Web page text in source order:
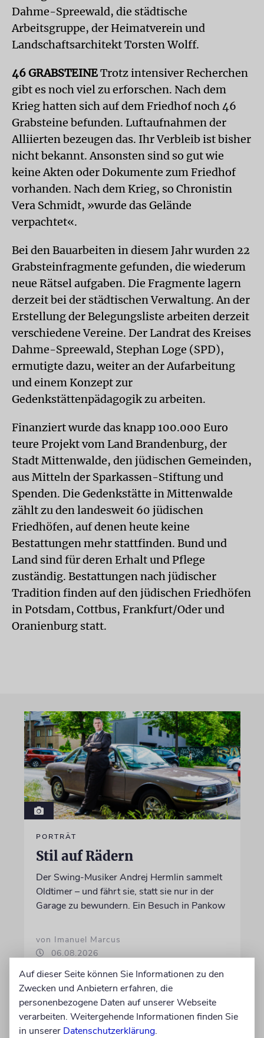
Dahme-Spreewald, die städtische
Arbeitsgruppe, der Heimatverein und
Landschaftsarchitekt Torsten Wolff.
46 GRABSTEINETrotz intensiver Recherchen
gibt es noch viel zu erforschen. Nach dem
Krieg hatten sich auf dem Friedhof noch 46
Grabsteine befunden. Luftaufnahmen der
Alliierten bezeugen das. Ihr Verbleib ist bisher
nicht bekannt. Ansonsten sind so gut wie
keine Akten oder Dokumente zum Friedhof
vorhanden. Nach dem Krieg, so Chronistin
Vera Schmidt, »wurde das Gelände
verpachtet«.
Bei den Bauarbeiten in diesem Jahr wurden 22
Grabsteinfragmente gefunden, die wiederum
neue Rätsel aufgaben. Die Fragmente lagern
derzeit bei der städtischen Verwaltung. An der
Erstellung der Belegungsliste arbeiten derzeit
verschiedene Vereine. Der Landrat des Kreises
Dahme-Spreewald, Stephan Loge (SPD),
ermutigte dazu, weiter an der Aufarbeitung
und einem Konzept zur
Gedenkstättenpädagogik zu arbeiten.
Finanziert wurde das knapp 100.000 Euro
teure Projekt vom Land Brandenburg, der
Stadt Mittenwalde, den jüdischen Gemeinden,
aus Mitteln der Sparkassen-Stiftung und
Spenden. Die Gedenkstätte in Mittenwalde
zählt zu den landesweit 60 jüdischen
Friedhöfen, auf denen heute keine
Bestattungen mehr stattfinden. Bund und
Land sind für deren Erhalt und Pflege
zuständig. Bestattungen nach jüdischer
Tradition finden auf den jüdischen Friedhöfen
in Potsdam, Cottbus, Frankfurt/Oder und
Oranienburg statt.
PORTRÄT
Stil auf Rädern
Der Swing-Musiker Andrej Hermlin sammelt
Oldtimer – und fährt sie, statt sie nur in der
Garage zu bewundern. Ein Besuch in Pankow
von Imanuel Marcus
06.08.2026
Auf dieser Seite können Sie Informationen zu den
Zwecken und Anbietern erfahren, die
personenbezogene Daten auf unserer Webseite
verarbeiten. Weitergehende Informationen finden Sie
in unserer Datenschutzerklärung.